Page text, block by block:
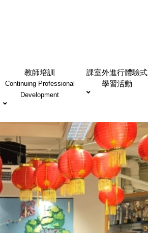
教師培訓
Continuing Professional
Development
課室外進行體驗式
學習活動